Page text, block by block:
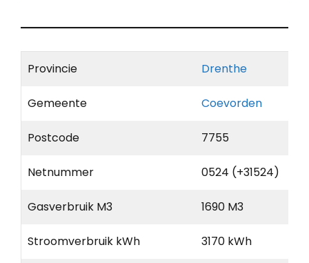
Provincie Drenthe
Gemeente Coevorden
Postcode 7755
Netnummer 0524 (+31524)
Gasverbruik M3 1690 M3
Stroomverbruik kWh 3170 kWh